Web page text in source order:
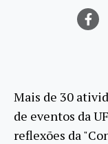
Mais de 30
de eventos da
reflexões da